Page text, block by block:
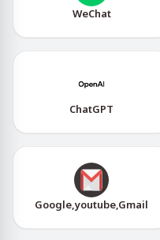
WeChat
ChatGPT
Google,youtube,Gmail